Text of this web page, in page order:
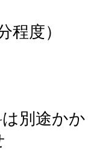
程度）
別途か